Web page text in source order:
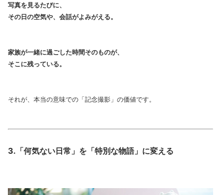
写真を見るたびに、
その日の空気や、会話がよみがえる。
家族が一緒に過ごした時間そのものが、
そこに残っている。
それが、本当の意味での「記念撮影」の価値です。
3.「何気ない日常」を「特別な物語」に変える